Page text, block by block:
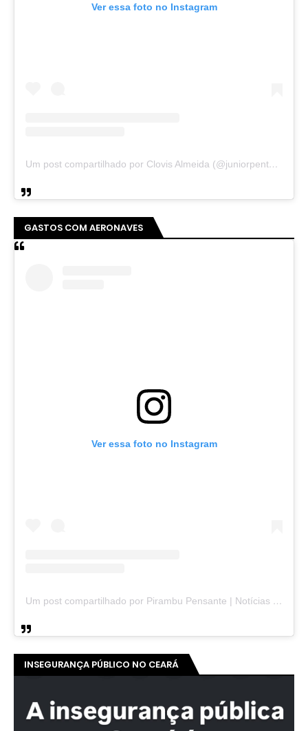
Ver essa foto no Instagram
Um post compartilhado por Clovis Almeida (@juniorpentecoste01)
GASTOS COM AERONAVES
Ver essa foto no Instagram
Um post compartilhado por Pirambu Pensante | Notícias & Entretenimento (@pirambupensante)
INSEGURANÇA PÚBLICO NO CEARÁ